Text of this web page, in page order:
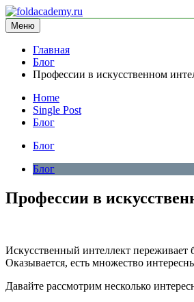
Перейти
к
содержимому
foldacademy.ru
информационный сайт
Меню
Главная
Блог
Профессии в искусственном
Home
Single Post
Блог
Блог
Блог
Профессии в
Искусственный интеллект переживает
Оказывается, есть множество
Давайте рассмотрим несколько